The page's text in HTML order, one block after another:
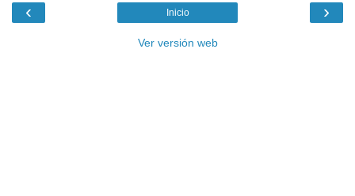
‹ ›
Inicio
Ver versión web